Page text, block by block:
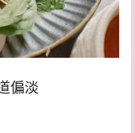
偏淡